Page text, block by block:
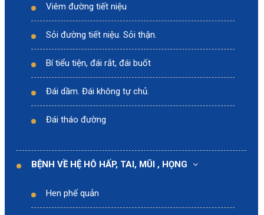
Viêm đường tiết niệu
Sỏi đường tiết niệu. Sỏi thận.
Bí tiểu tiện, đái rắt, đái buốt
Đái dầm. Đái không tự chủ.
Đái tháo đường
BỆNH VỀ HỆ HÔ HẤP, TAI, MŨI , HỌNG
Hen phế quản